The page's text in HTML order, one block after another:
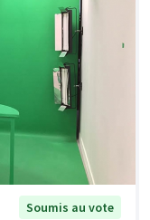
Soumis au vote